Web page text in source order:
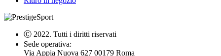
Ⓒ 2022. Tutti i diritti riservati
Sede operativa:
Via Appia Nuova 627 00179 Roma